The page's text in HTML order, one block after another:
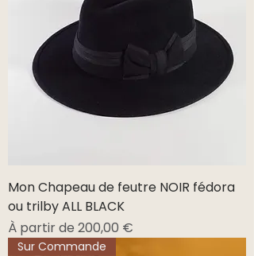
Mon Chapeau de feutre NOIR fédora
ou trilby ALL BLACK
À partir de 200,00 €
Prix promotionnel
Sur Commande